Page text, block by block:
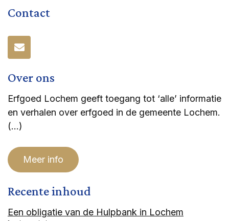
Contact
Over ons
Erfgoed Lochem geeft toegang tot ‘alle’ informatie
en verhalen over erfgoed in de gemeente Lochem.
(…)
Meer info
Recente inhoud
Een obligatie van de Hulpbank in Lochem